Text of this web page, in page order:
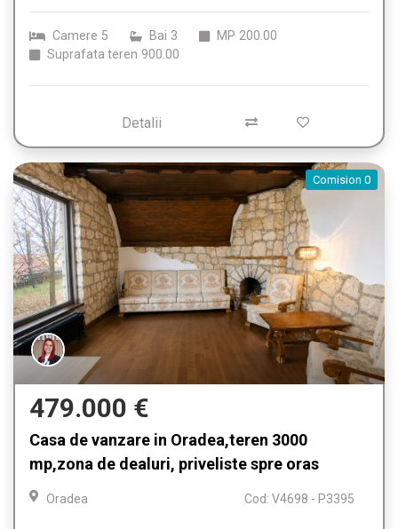
Camere 5 Bai 3 MP 200.00
Suprafata teren 900.00
Detalii
Comision 0
479.000 €
Casa de vanzare in Oradea,teren 3000
mp,zona de dealuri, priveliste spre oras
Oradea Cod: V4698 - P3395